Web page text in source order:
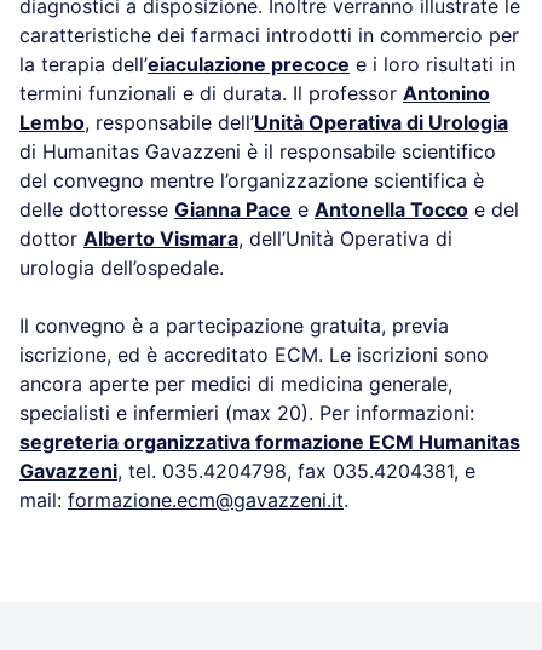
diagnostici a disposizione. Inoltre verranno illustrate le
caratteristiche dei farmaci introdotti in commercio per
la terapia dell’eiaculazione precoce e i loro risultati in
termini funzionali e di durata. Il professor Antonino
Lembo, responsabile dell’Unità Operativa di Urologia
di Humanitas Gavazzeni è il responsabile scientifico
del convegno mentre l’organizzazione scientifica è
delle dottoresse Gianna Pace e Antonella Tocco e del
dottor Alberto Vismara, dell’Unità Operativa di
urologia dell’ospedale.
Il convegno è a partecipazione gratuita, previa
iscrizione, ed è accreditato ECM. Le iscrizioni sono
ancora aperte per medici di medicina generale,
specialisti e infermieri (max 20). Per informazioni:
segreteria organizzativa formazione ECM Humanitas
Gavazzeni, tel. 035.4204798, fax 035.4204381, e
mail: formazione.ecm@gavazzeni.it.